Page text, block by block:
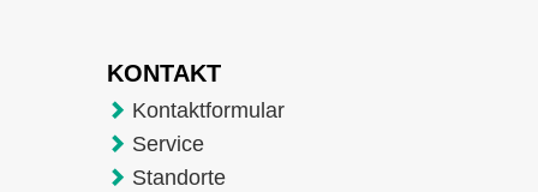
KONTAKT
Kontaktformular
Service
Standorte